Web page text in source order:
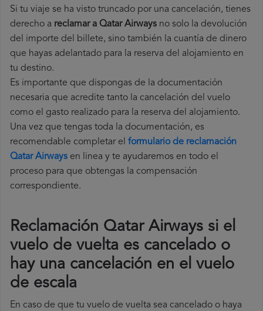
Si tu viaje se ha visto truncado por una cancelación, tienes
derecho a reclamar a Qatar Airways no solo la devolución
del importe del billete, sino también la cuantía de dinero
que hayas adelantado para la reserva del alojamiento en
tu destino.
Es importante que dispongas de la documentación
necesaria que acredite tanto la cancelación del vuelo
como el gasto realizado para la reserva del alojamiento.
Una vez que tengas toda la documentación, es
recomendable completar el formulario de reclamación
Qatar Airways en linea y te ayudaremos en todo el
proceso para que obtengas la compensación
correspondiente.
Reclamación Qatar Airways si el
vuelo de vuelta es cancelado o
hay una cancelación en el vuelo
de escala
En caso de que tu vuelo de vuelta sea cancelado o haya